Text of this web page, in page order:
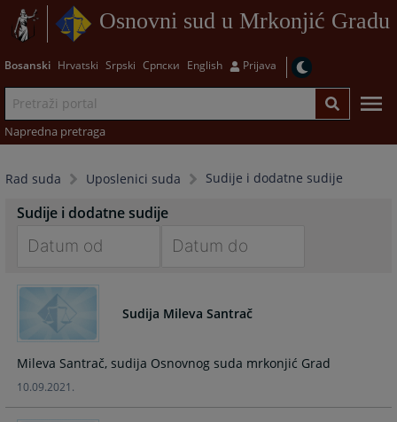
Osnovni sud u Mrkonjić Gradu
Bosanski Hrvatski Srpski Српски English Prijava
Napredna pretraga
Rad suda Uposlenici suda Sudije i dodatne sudije
Sudije i dodatne sudije
forward
interact
the
calendar
and
to
the
and
Sudija Mileva Santrač
Mileva Santrač, sudija Osnovnog suda mrkonjić Grad
10.09.2021.